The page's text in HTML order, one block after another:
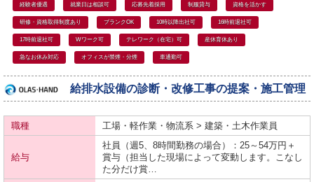
経験者優遇 就業日は相談可 応募先着採用 制服貸与 資格を活かす
研修・資格取得制度あり ブランクOK 10時以降出社可 16時前退社可
17時前退社可 Wワーク可 テレワーク（在宅）可 産休育休あり
急なお休み対応 オフィスが禁煙・分煙 車通勤可
給排水設備の診断・改修工事の提案・施工管理
職種 工場・軽作業・物流系 > 建築・土木作業員
給与
社員（週5、8時間勤務の場合）：25～54万円＋
賞与（担当した現場によって変動します。こなし
た分だけ賞…